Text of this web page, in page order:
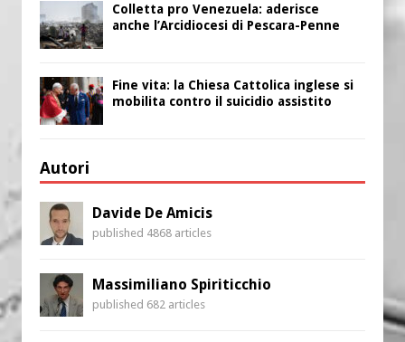
Colletta pro Venezuela: aderisce
anche l’Arcidiocesi di Pescara-Penne
Fine vita: la Chiesa Cattolica inglese si
mobilita contro il suicidio assistito
Autori
Davide De Amicis
published 4868 articles
Massimiliano Spiriticchio
published 682 articles